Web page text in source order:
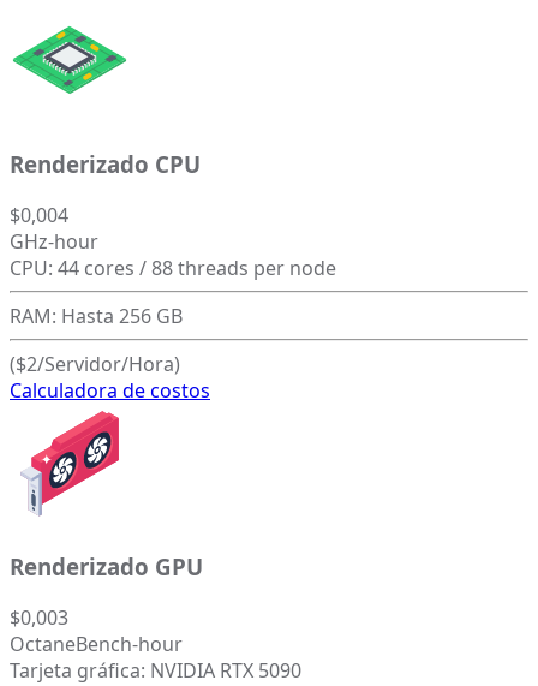
Renderizado CPU
$0,004
GHz-hour
CPU: 44 cores / 88 threads per node
RAM: Hasta 256 GB
($2/Servidor/Hora)
Calculadora de costos
Renderizado GPU
$0,003
OctaneBench-hour
Tarjeta gráfica: NVIDIA RTX 5090